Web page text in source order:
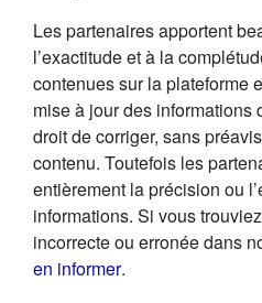
Les partenaires apportent
l’exactitude et à la
contenues sur la plateforme
mise à jour des informations
droit de corriger, sans
contenu. Toutefois les
entièrement la précision ou
informations. Si vous
incorrecte ou erronée dans
en informer(s'ouvre dans un
.